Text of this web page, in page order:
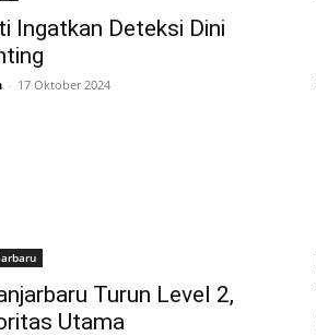
Ingatkan Deteksi Dini
- 17 Oktober 2024
Turun Level 2,
Utama